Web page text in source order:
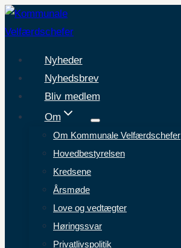
Fortsæt
til
Nyheder
Nyhedsbrev
Bliv medlem
Om
Om Kommunale Velfærdschefer
Hovedbestyrelsen
Kredsene
Årsmøde
Love og vedtægter
Høringssvar
Privatlivspolitik